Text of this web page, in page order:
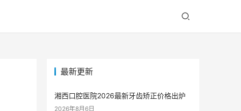
最新更新
湘西口腔医院2026最新牙齿矫正价格出炉
2026年8月6日